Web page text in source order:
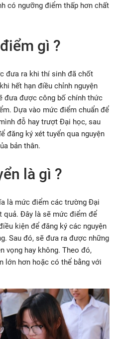
có ngưỡng điểm thấp hơn chất
gì ?
đưa ra khi thí sinh đã chốt
hết hạn điều chỉnh nguyện
đưa được công bố chính thức
Dựa vào mức điểm chuẩn để
đỗ hay trượt Đại học, sau
đăng ký xét tuyển qua nguyện
bản thân.
là gì ?
là mức điểm các trường Đại
quả. Đây là sẽ mức điểm để
kiện để đăng ký các nguyện
Sau đó, sẽ đưa ra được những
vọng hay không. Theo đó,
lớn hơn hoặc có thể bằng với